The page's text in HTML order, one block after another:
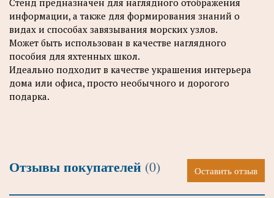
Стенд предназначен для наглядного отображения
информации, а также для формирования знаний о
видах и способах завязывания морских узлов.
Может быть использован в качестве наглядного
пособия для яхтенных школ.
Идеально подходит в качестве украшения интерьера
дома или офиса, просто необычного и дорогого
подарка.
Отзывы покупателей (0) Оставить отзыв